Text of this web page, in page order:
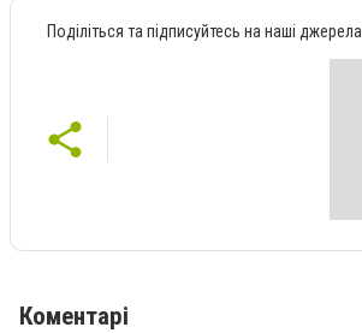
Поділіться та підписуйтесь на наші джерела
Коментарі